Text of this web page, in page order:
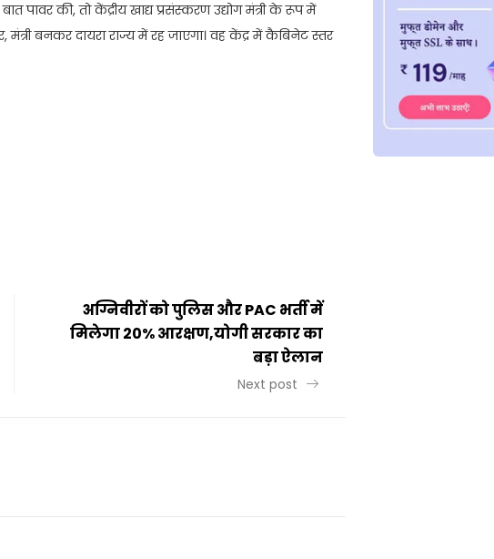
की, तो केंद्रीय खाद्य प्रसंस्करण उद्योग मंत्री के रूप में
बनकर दायरा राज्य में रह जाएगा। वह केंद्र में कैबिनेट स्तर
अग्निवीरों को पुलिस और PAC भर्ती में
मिलेगा 20% आरक्षण,योगी सरकार का
बड़ा ऐलान
Next post